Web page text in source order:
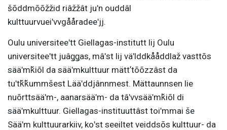
šõddmõõžžid riâžžât juʹn ouddâl
kulttuurvueiʹvvgååradeeʹjj.
Oulu universiteeʹtt Giellagas-institutt lij Oulu
universiteeʹtt juâǥǥas, mâʹst lij väʹlddkååddlaž vasttõs
sääʹmǩiõl da sääʹmkulttuur mättʼtõõzzâst da
tuʹtǩǩummšest Lääʹddjânnmest. Mättaunnsen lie
nuõrttsääʹm-, aanarsääʹm- da tâʹvvsääʹmǩiõl di
sääʹmkulttuur. Giellagas-instituuttâst toiʹmmai še
Sääʹm kulttuurarkiiv, koʹst seeiltet veiddsõs kulttuur- da